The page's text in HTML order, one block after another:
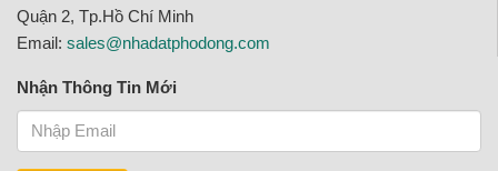
Quận 2, Tp.Hồ Chí Minh
Email: sales@nhadatphodong.com
Nhận Thông Tin Mới